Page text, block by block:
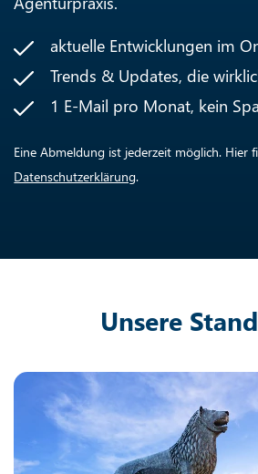
aktuelle Entwicklungen im
Trends & Updates, die
1 E-Mail pro Monat, kein
Eine Abmeldung ist jederzeit möglich. Hier
Datenschutzerklärung.
Unsere